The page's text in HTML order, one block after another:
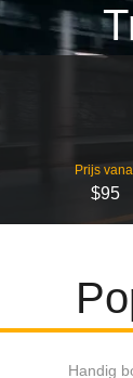
Prijs
$95
Handig